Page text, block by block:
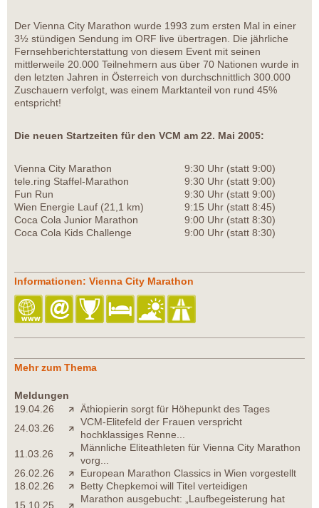
Der Vienna City Marathon wurde 1993 zum ersten Mal in einer
3½ stündigen Sendung im ORF live übertragen. Die jährliche
Fernsehberichterstattung von diesem Event mit seinen
mittlerweile 20.000 Teilnehmern aus über 70 Nationen wurde in
den letzten Jahren in Österreich von durchschnittlich 300.000
Zuschauern verfolgt, was einem Marktanteil von rund 45%
entspricht!
Die neuen Startzeiten für den VCM am 22. Mai 2005:
Vienna City Marathon
9:30 Uhr (statt 9:00)
tele.ring Staffel-Marathon
9:30 Uhr (statt 9:00)
Fun Run
9:30 Uhr (statt 9:00)
Wien Energie Lauf (21,1 km)
9:15 Uhr (statt 8:45)
Coca Cola Junior Marathon
9:00 Uhr (statt 8:30)
Coca Cola Kids Challenge
9:00 Uhr (statt 8:30)
Informationen: Vienna City Marathon
Mehr zum Thema
Meldungen
19.04.26
Äthiopierin sorgt für Höhepunkt des Tages
24.03.26
VCM-Elitefeld der Frauen verspricht
hochklassiges Renne...
11.03.26
Männliche Eliteathleten für Vienna City Marathon
vorg...
26.02.26
European Marathon Classics in Wien vorgestellt
18.02.26
Betty Chepkemoi will Titel verteidigen
15.10.25
Marathon ausgebucht: „Laufbegeisterung hat